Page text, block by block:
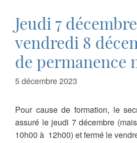
Jeudi 7
vendredi 8
de permanence
5 décembre 2023
Pour cause de formation, le
assuré le jeudi 7 décembre
10h00 à 12h00) et fermé le